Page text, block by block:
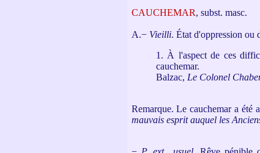
CAUCHEMAR, subst. masc.
A.− Vieilli. État d'oppression ou
1. À l'aspect de ces
cauchemar.
Balzac, Le Colonel
Remarque. Le cauchemar a été
mauvais esprit auquel les